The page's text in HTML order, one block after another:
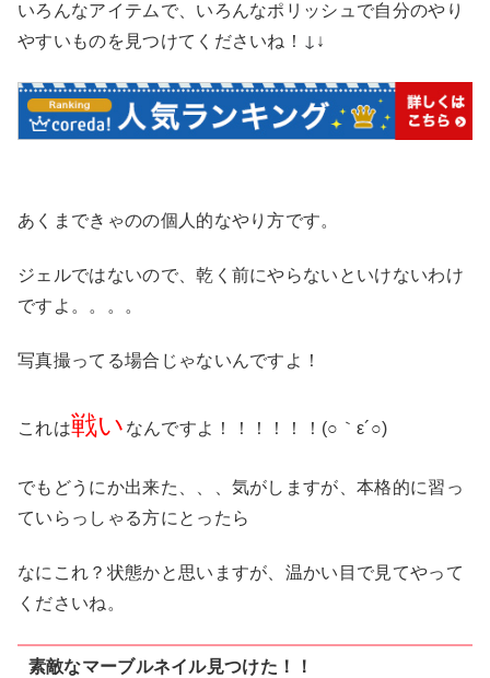
いろんなアイテムで、いろんなポリッシュで自分のやり
やすいものを見つけてくださいね！ ↓ ↓
あくまできゃのの個人的なやり方です。
ジェルではないので、乾く前にやらないといけないわけ
ですよ。。。。
写真撮ってる場合じゃないんですよ！
これは戦い なんですよ！！！！！！(○｀ε´○)
でもどうにか出来た、、、気がしますが、本格的に習っ
ていらっしゃる方にとったら
なにこれ？状態かと思いますが、温かい目で見てやって
くださいね。
素敵なマーブルネイル見つけた！！